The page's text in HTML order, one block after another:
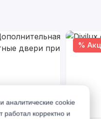
%
аналитические cookie
работал корректно и